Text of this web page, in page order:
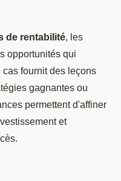
de rentabilité, les
opportunités qui
fournit des leçons
gagnantes ou
permettent d'affiner
et